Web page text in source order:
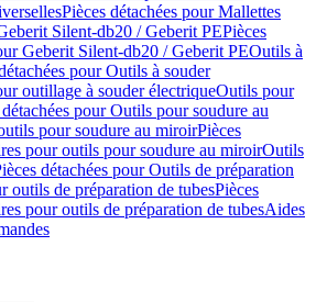
Pièces détachées pour Mallettes
Silent-db20 / Geberit PEPièces
Geberit Silent-db20 / Geberit PEOutils à
pour Outils à souder
outillage à souder électriqueOutils pour
pour Outils pour soudure au
pour soudure au miroirPièces
pour outils pour soudure au miroirOutils
détachées pour Outils de préparation
outils de préparation de tubesPièces
pour outils de préparation de tubesAides